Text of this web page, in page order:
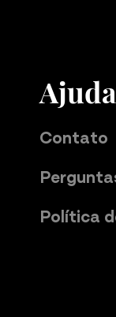
Ajuda
Contato
Política